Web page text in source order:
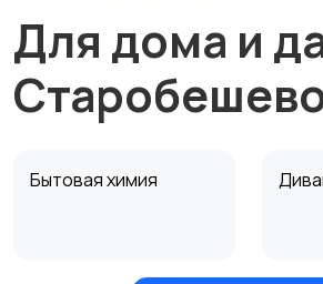
Для дома и
Бытовая химия